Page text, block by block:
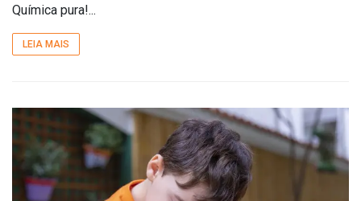
Química pura!...
LEIA MAIS